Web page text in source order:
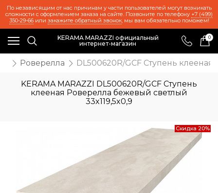
По независящим от нас причинам у части пользователей могут возникать
сложности с оформлением заказа на сайте. Позвоните по телефону +7 (499)
350-29-66или закажите обратный звонок, мы вам обязательно поможем!
KERAMA MARAZZI официальный
интернет-магазин
0
Роверелла DL500620R/GCF Ступень
KERAMA MARAZZI DL500620R/GCF Ступень
клееная Роверелла бежевый светлый
33x119,5x0,9
Скидка 20%